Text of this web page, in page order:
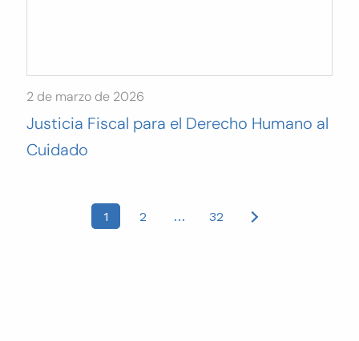
2 de marzo de 2026
Justicia Fiscal para el Derecho Humano al
Cuidado
Posts 1 2 … 32